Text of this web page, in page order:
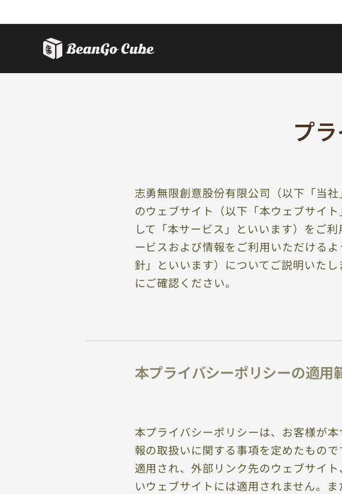
プ
志勇無限創意股份有限公司（以下「当
のウェブサイト（以下「本ウェブサイ
して「本サービス」といいます）をご
ービスおよび情報をご利用いただける
針」といいます）についてご説明いた
にご確認ください。
本プライバシーポリシーの適用
本プライバシーポリシーは、お客様が
報の取扱いに関する事項を定めたもの
適用され、外部リンク先のウェブサイ
いウェブサイトには適用されません。